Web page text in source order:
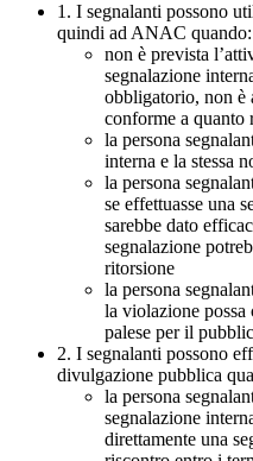
1. I segnalanti possono
quindi ad ANAC quando:
non è prevista
segnalazione
obbligatorio, non è
conforme a quanto
la persona
interna e la stessa
la persona
se effettuasse una
sarebbe dato
segnalazione
ritorsione
la persona
la violazione
palese per il
2. I segnalanti possono
divulgazione pubblica
la persona
segnalazione
direttamente una